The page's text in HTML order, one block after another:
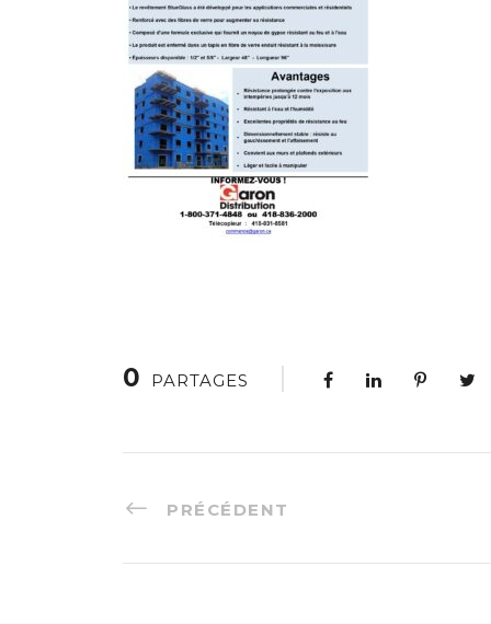
0 PARTAGES
PRÉCÉDENT